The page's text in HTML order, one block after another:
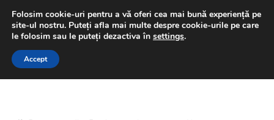
LIVRARE de la 33 lei
luni-vineri 9 a.m. - 4 p.m.031 229 6816
Sari
Sari
Folosim cookie-uri pentru a vă oferi cea mai bună experiență pe
site-ul nostru. Puteți afla mai multe despre cookie-urile pe care
le folosim sau le puteți dezactiva în settings.
Accept